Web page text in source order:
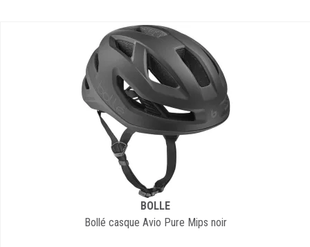
BOLLE
Bollé casque Avio Pure Mips noir